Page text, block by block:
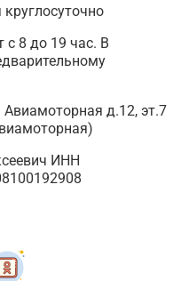
8 до 19 час. В
д.12, эт.7
ИНН